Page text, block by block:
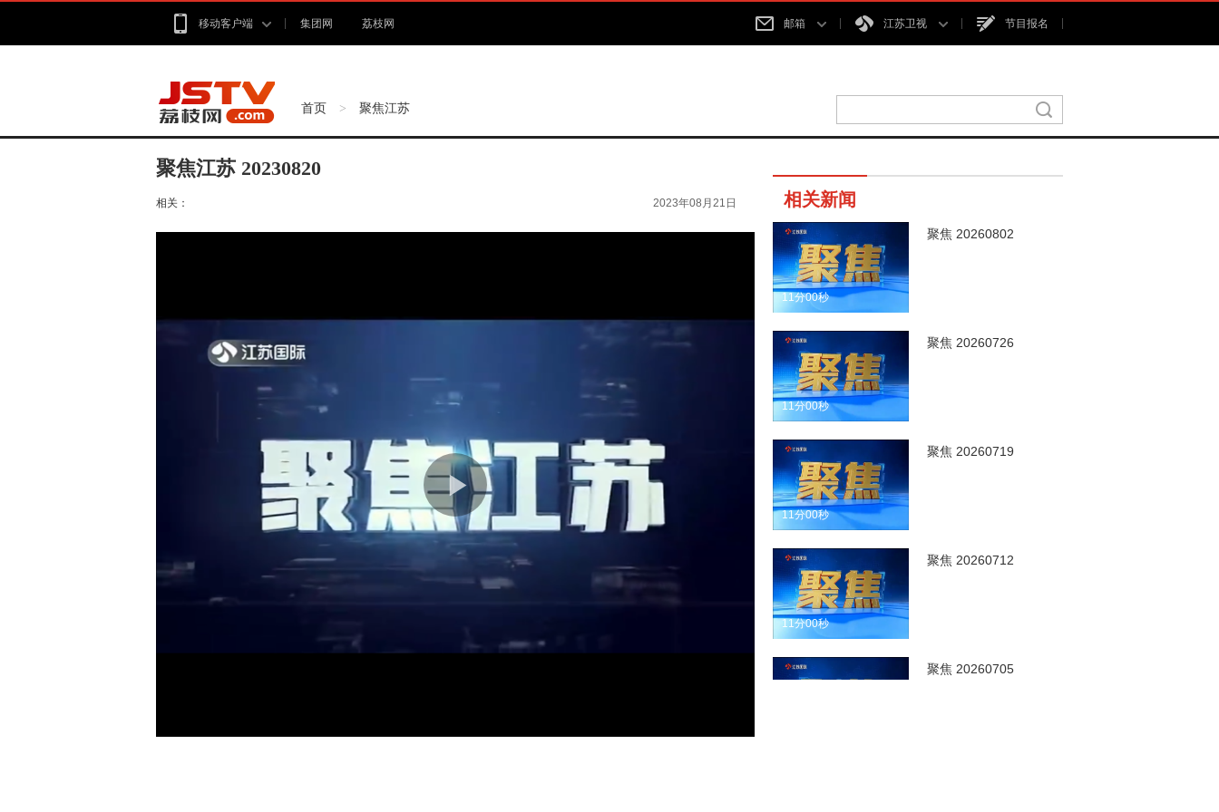
移动客户端 集团网 荔枝网 邮箱 江苏卫视 节目报名
首页 > 聚焦江苏
聚焦江苏 20230820
相关： 2023年08月21日 相关新闻
11分00秒
聚焦 20260802
11分00秒
聚焦 20260726
11分00秒
聚焦 20260719
11分00秒
聚焦 20260712
聚焦 20260705